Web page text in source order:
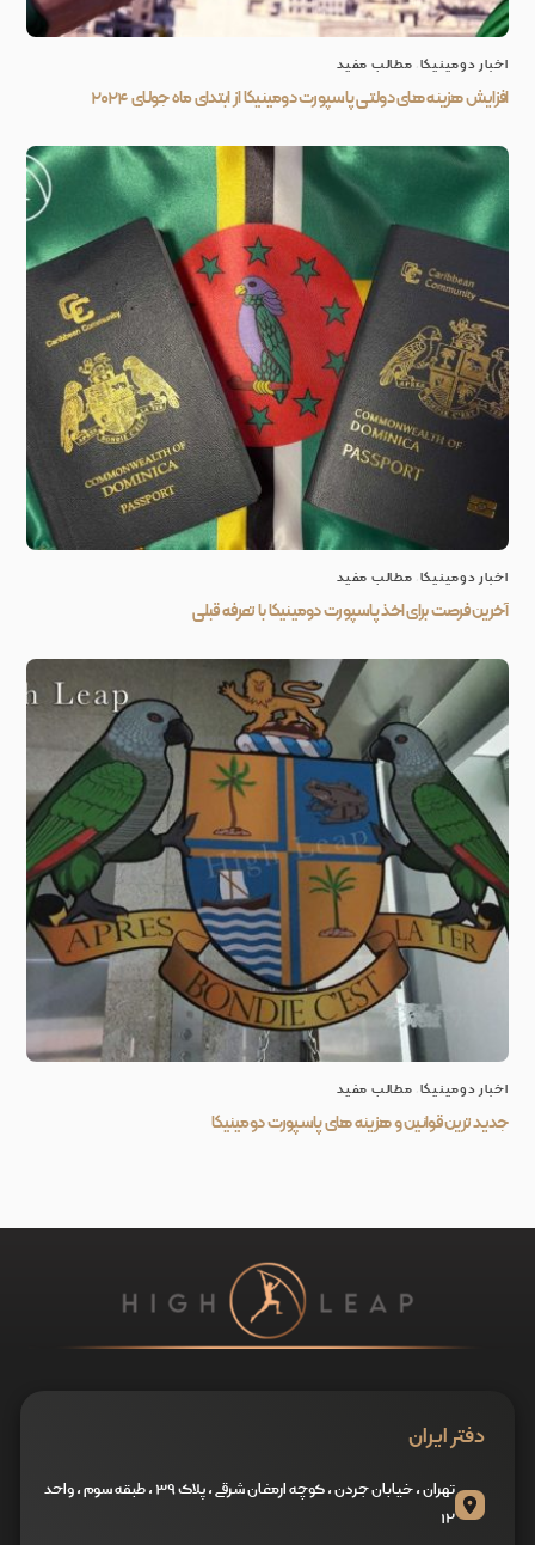
اخبار دومینیکا مطالب مفید
افزایش هزینه های دولتی پاسپورت دومینیکا از ابتدای ماه جولای ۲۰۲۴
اخبار دومینیکا مطالب مفید
آخرین فرصت برای اخذ پاسپورت دومینیکا با تعرفه قبلی
اخبار دومینیکا مطالب مفید
جدید ترین قوانین و هزینه های پاسپورت دومینیکا
دفتر ایران
تهران ، خیابان جردن ، کوچه ارمغان شرقی ، پلاک ۳۹ ، طبقه سوم ، واحد
۱۲